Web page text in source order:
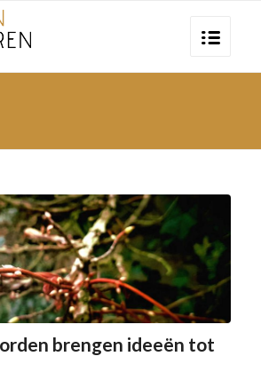
brengen ideeën tot